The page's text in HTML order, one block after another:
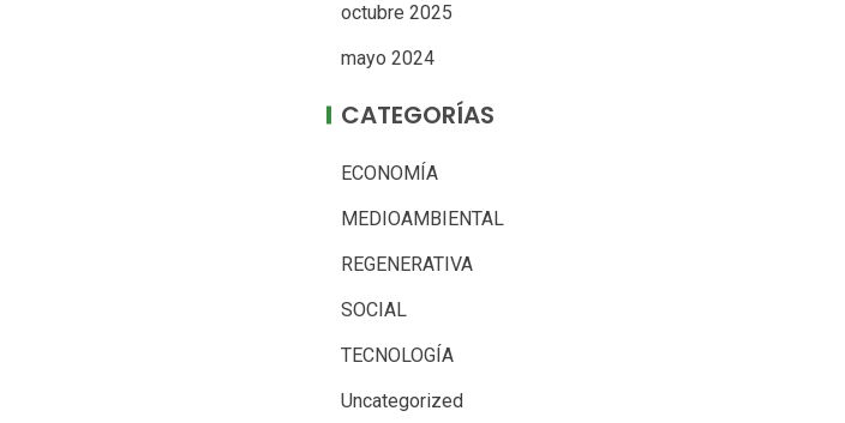
octubre 2025
mayo 2024
CATEGORÍAS
ECONOMÍA
MEDIOAMBIENTAL
REGENERATIVA
SOCIAL
TECNOLOGÍA
Uncategorized